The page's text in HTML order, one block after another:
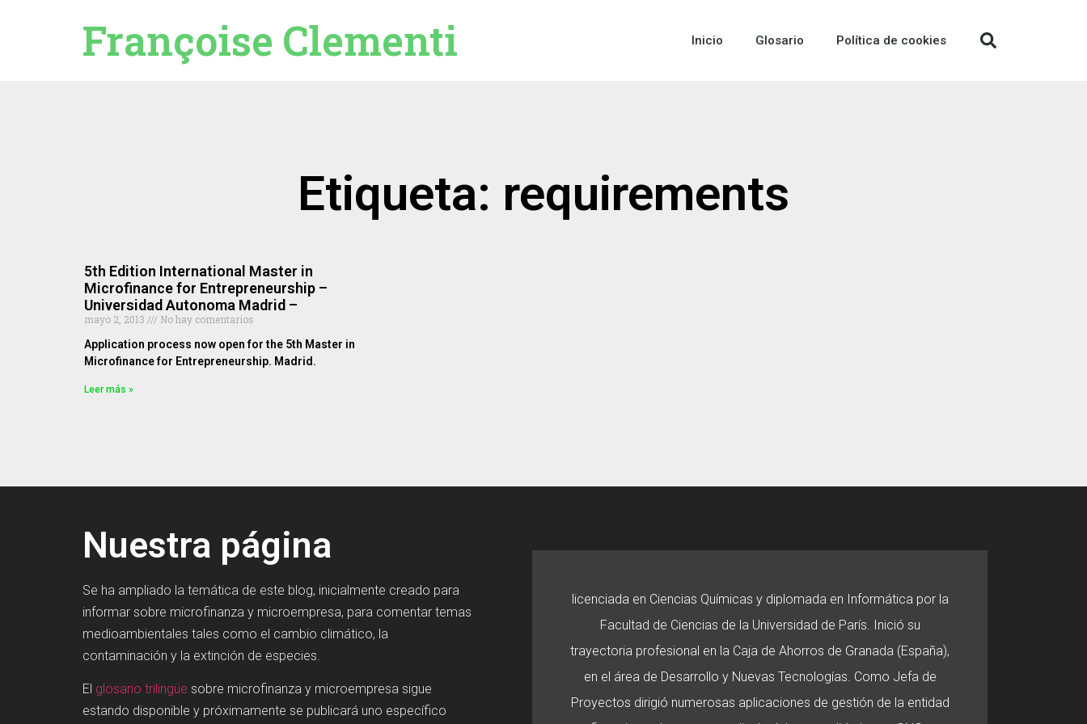
Françoise Clementi Inicio Glosario Política de cookies
Etiqueta: requirements
5th Edition International Master in
Microfinance for Entrepreneurship –
Universidad Autonoma Madrid –
mayo 2, 2013
No hay comentarios
Application process now open for the 5th Master in
Microfinance for Entrepreneurship. Madrid.
Leer más »
Nuestra página
Se ha ampliado la temática de este blog, inicialmente creado para
informar sobre microfinanza y microempresa, para comentar temas
medioambientales tales como el cambio climático, la
contaminación y la extinción de especies.
El glosario trilingüe sobre microfinanza y microempresa sigue
estando disponible y próximamente se publicará uno específico
licenciada en Ciencias Químicas y diplomada en Informática por la
Facultad de Ciencias de la Universidad de París. Inició su
trayectoria profesional en la Caja de Ahorros de Granada (España),
en el área de Desarrollo y Nuevas Tecnologías. Como Jefa de
Proyectos dirigió numerosas aplicaciones de gestión de la entidad